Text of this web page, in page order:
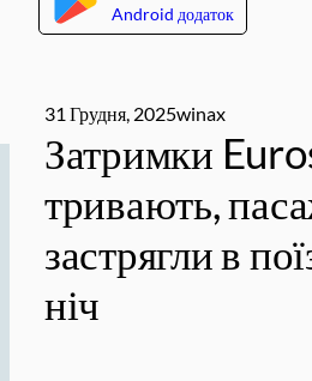
Android додаток
31 Грудня, 2025winax
Затримки
тривають,
застрягли в
ніч